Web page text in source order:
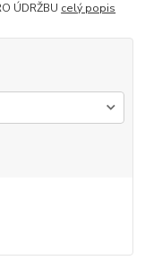
ÚDRŽBU celý popis